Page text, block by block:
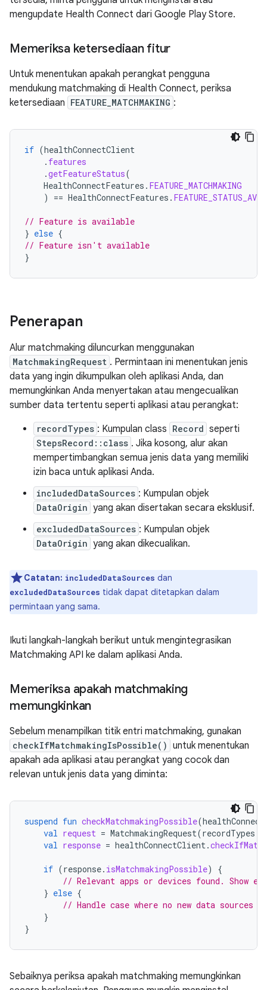
mengupdate Health Connect dari Google Play Store.
Memeriksa ketersediaan fitur
Untuk menentukan apakah perangkat pengguna
mendukung matchmaking di Health Connect, periksa
ketersediaan FEATURE_MATCHMAKING :
if (healthConnectClient
. features
.getFeatureStatus(
HealthConnectFeatures . FEATURE_MATCHMAKING
)
== HealthConnectFeatures .
// Feature is available
} else {
// Feature isn't available
}
Penerapan
Alur matchmaking diluncurkan menggunakan
MatchmakingRequest . Permintaan ini menentukan jenis
data yang ingin dikumpulkan oleh aplikasi Anda, dan
memungkinkan Anda menyertakan atau mengecualikan
sumber data tertentu seperti aplikasi atau perangkat:
recordTypes : Kumpulan class Record seperti
StepsRecord::class . Jika kosong, alur akan
mempertimbangkan semua jenis data yang memiliki
izin baca untuk aplikasi Anda.
includedDataSources : Kumpulan objek
DataOrigin yang akan disertakan secara eksklusif.
excludedDataSources : Kumpulan objek
DataOrigin yang akan dikecualikan.
Catatan: includedDataSources dan
excludedDataSources tidak dapat ditetapkan dalam
permintaan yang sama.
Ikuti langkah-langkah berikut untuk mengintegrasikan
Matchmaking API ke dalam aplikasi Anda.
Memeriksa apakah matchmaking
memungkinkan
Sebelum menampilkan titik entri matchmaking, gunakan
checkIfMatchmakingIsPossible() untuk menentukan
apakah ada aplikasi atau perangkat yang cocok dan
relevan untuk jenis data yang diminta:
suspend fun checkMatchmakingPossible(
val request = MatchmakingRequest(recordTypes
val response = healthConnectClient.
if (response. isMatchmakingPossible)
{
// Relevant apps or devices found. Show
} else {
// Handle case where no new data sources
}
}
Sebaiknya periksa apakah matchmaking memungkinkan